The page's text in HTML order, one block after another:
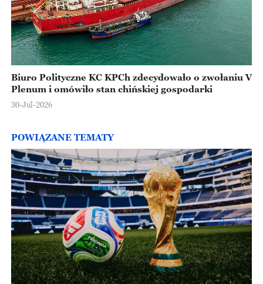
Biuro Polityczne KC KPCh zdecydowało o zwołaniu V
Plenum i omówiło stan chińskiej gospodarki
30-Jul-2026
POWIĄZANE TEMATY